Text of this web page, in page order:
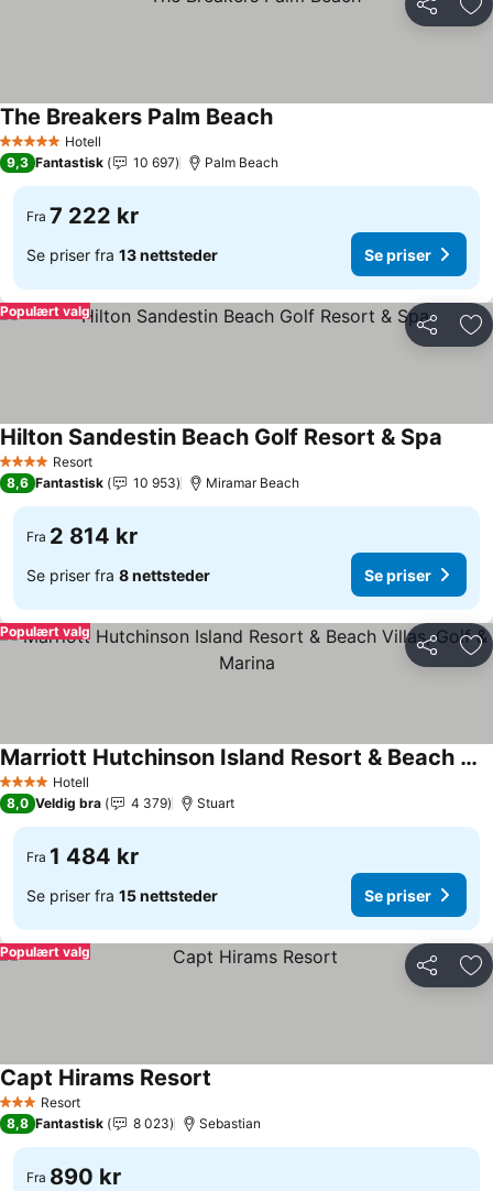
Del
5 Stjerner Hotell
The Breakers Palm BeachSe priser
9,3 Fantastisk 10 697 Palm Beach
Fra 7 222 kr
Se priser fra 13 nettsteder Se priser
Del
Populært valg
4 StjernerResort
Hilton Sandestin Beach Golf Resort & Spa
8,6 Fantastisk 10 953 Miramar Beach
Fra 2 814 kr
Se priser fra 8 nettsteder Se priser
Del
Populært valg
4 StjernerHotell
Marriott Hutchinson Island Resort & Beach Villas, Golf & Marina
Se priser
8,0 Veldig bra 4 379 Stuart
Fra 1 484 kr
Se priser fra 15 nettsteder Se priser
Del
Populært valg
3 StjernerResort
Capt Hirams Resort
8,8 Fantastisk 8 023 Sebastian
Fra 890 kr